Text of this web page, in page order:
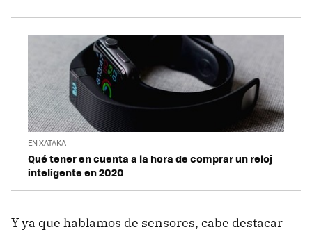
EN XATAKA
Qué tener en cuenta a la hora de comprar un reloj
inteligente en 2020
Y ya que hablamos de sensores, cabe destacar